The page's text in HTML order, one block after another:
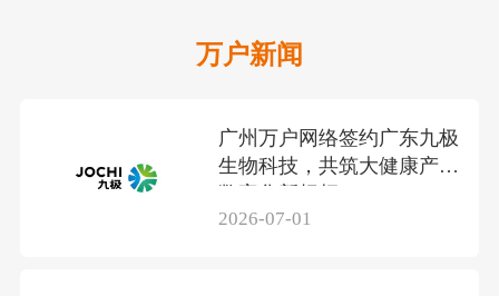
万户新闻
广州万户网络签约广东九极
生物科技，共筑大健康产业
2026-07-01